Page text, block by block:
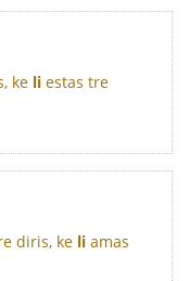
ke li estas tre
diris, ke li amas